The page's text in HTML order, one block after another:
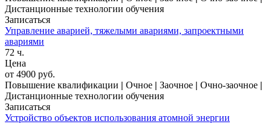
Дистанционные технологии обучения
Записаться
Управление аварией, тяжелыми авариями, запроектными
авариями
72 ч.
Цена
от 4900 руб.
Повышение квалификации | Очное | Заочное | Очно-заочное |
Дистанционные технологии обучения
Записаться
Устройство объектов использования атомной энергии